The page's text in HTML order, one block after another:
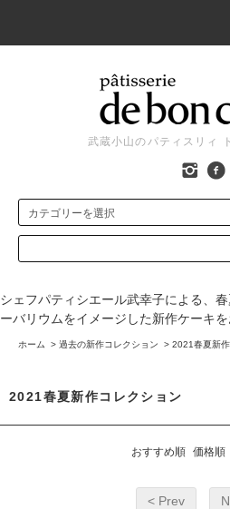
武蔵小山のパティスリィ
シェフパティシエール武幸子による、
ーバリウムをイメージした新作ケーキ
ホーム > 過去の新作コレクション > 2021春夏新
2021春夏新作コレクション
おすすめ順 価格順
< Prev